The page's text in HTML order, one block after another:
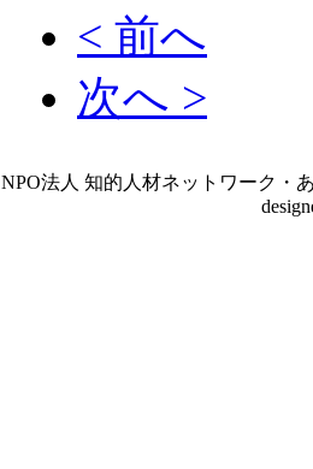
< 前へ
次へ >
NPO法人 知的人材ネットワーク・